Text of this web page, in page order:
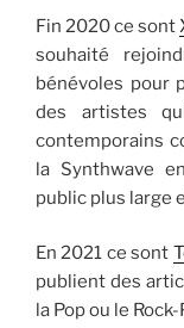
Fin 2020 ce sont
souhaité
bénévoles pour
des artistes
contemporains
la Synthwave
public plus large
En 2021 ce sont
publient des
la Pop ou le